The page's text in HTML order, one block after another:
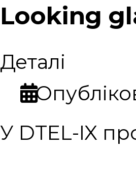
Looking
Деталі
У DTEL-IX